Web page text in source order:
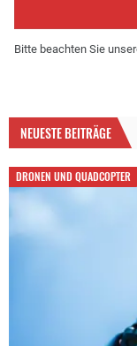
Bitte beachten Sie
NEUESTE BEITRÄGE
DRONEN UND QUADCOPTER